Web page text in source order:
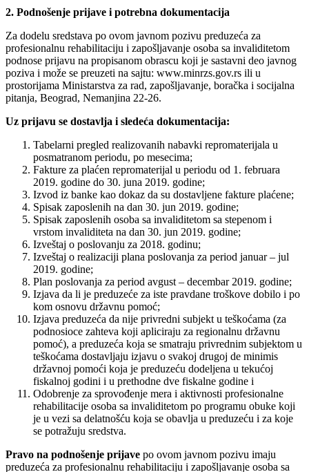
2. Podnošenje prijave i potrebna dokumentacija
Za dodelu sredstava po ovom javnom pozivu preduzeća za
profesionalnu rehabilitaciju i zapošljavanje osoba sa invaliditetom
podnose prijavu na propisanom obrascu koji je sastavni deo javnog
poziva i može se preuzeti na sajtu: www.minrzs.gov.rs ili u
prostorijama Ministarstva za rad, zapošljavanje, boračka i socijalna
pitanja, Beograd, Nemanjina 22-26.
Uz prijavu se dostavlja i sledeća dokumentacija:
Tabelarni pregled realizovanih nabavki repromaterijala u
posmatranom periodu, po mesecima;
Fakture za plaćen repromaterijal u periodu od 1. februara
2019. godine do 30. juna 2019. godine;
Izvod iz banke kao dokaz da su dostavljene fakture plaćene;
Spisak zaposlenih na dan 30. jun 2019. godine;
Spisak zaposlenih osoba sa invaliditetom sa stepenom i
vrstom invaliditeta na dan 30. jun 2019. godine;
Izveštaj o poslovanju za 2018. godinu;
Izveštaj o realizaciji plana poslovanja za period januar – jul
2019. godine;
Plan poslovanja za period avgust – decembar 2019. godine;
Izjava da li je preduzeće za iste pravdane troškove dobilo i po
kom osnovu državnu pomoć;
Izjava preduzeća da nije privredni subjekt u teškoćama (za
podnosioce zahteva koji apliciraju za regionalnu državnu
pomoć), a preduzeća koja se smatraju privrednim subjektom u
teškoćama dostavljaju izjavu o svakoj drugoj de minimis
državnoj pomoći koja je preduzeću dodeljena u tekućoj
fiskalnoj godini i u prethodne dve fiskalne godine i
Odobrenje za sprovođenje mera i aktivnosti profesionalne
rehabilitacije osoba sa invaliditetom po programu obuke koji
je u vezi sa delatnošću koja se obavlja u preduzeću i za koje
se potražuju sredstva.
Pravo na podnošenje prijave po ovom javnom pozivu imaju
preduzeća za profesionalnu rehabilitaciju i zapošljavanje osoba sa